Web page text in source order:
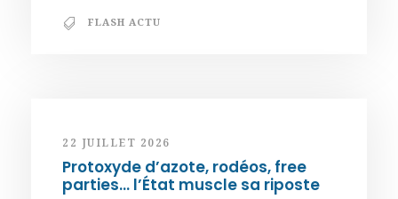
FLASH ACTU
22 JUILLET 2026
Protoxyde d’azote, rodéos, free
parties… l’État muscle sa riposte